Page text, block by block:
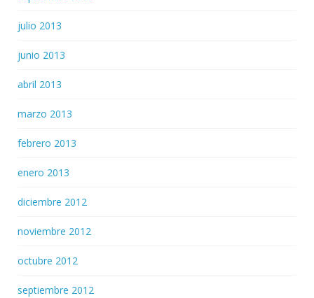
julio 2013
junio 2013
abril 2013
marzo 2013
febrero 2013
enero 2013
diciembre 2012
noviembre 2012
octubre 2012
septiembre 2012